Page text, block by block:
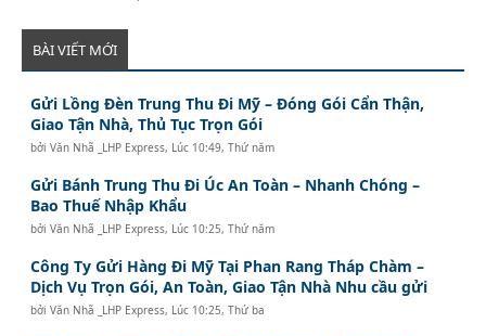
BÀI VIẾT MỚI
Gửi Lồng Đèn Trung Thu Đi Mỹ – Đóng Gói Cẩn Thận,
Giao Tận Nhà, Thủ Tục Trọn Gói
bởiVăn Nhã _LHP Express, Lúc 10:49, Thứ năm
Gửi Bánh Trung Thu Đi Úc An Toàn – Nhanh Chóng –
Bao Thuế Nhập Khẩu
bởiVăn Nhã _LHP Express, Lúc 10:25, Thứ năm
Công Ty Gửi Hàng Đi Mỹ Tại Phan Rang Tháp Chàm –
Dịch Vụ Trọn Gói, An Toàn, Giao Tận Nhà Nhu cầu gửi
bởiVăn Nhã _LHP Express, Lúc 10:25, Thứ ba